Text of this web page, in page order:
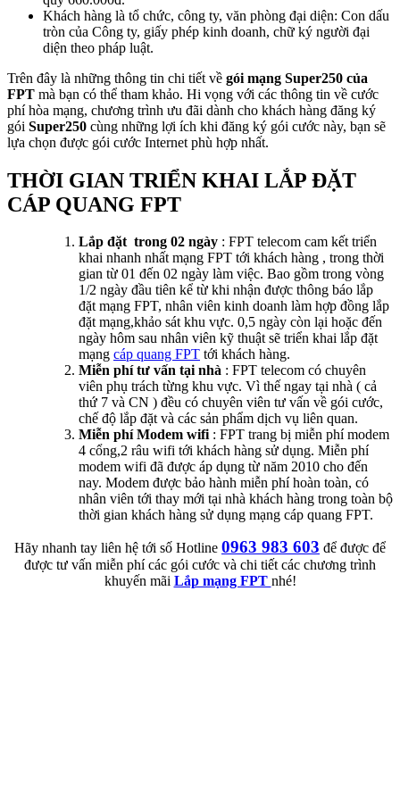
Khách hàng là tổ chức, công ty, văn phòng đại diện: Con dấu
tròn của Công ty, giấy phép kinh doanh, chữ ký người đại
diện theo pháp luật.
Trên đây là những thông tin chi tiết về gói mạng Super250 của
FPT mà bạn có thể tham khảo. Hi vọng với các thông tin về cước
phí hòa mạng, chương trình ưu đãi dành cho khách hàng đăng ký
gói Super250 cùng những lợi ích khi đăng ký gói cước này, bạn sẽ
lựa chọn được gói cước Internet phù hợp nhất.
THỜI GIAN TRIỂN KHAI LẮP ĐẶT
CÁP QUANG FPT
Lắp đặt trong 02 ngày : FPT telecom cam kết triển
khai nhanh nhất mạng FPT tới khách hàng , trong thời
gian từ 01 đến 02 ngày làm việc. Bao gồm trong vòng
1/2 ngày đầu tiên kể từ khi nhận được thông báo lắp
đặt mạng FPT, nhân viên kinh doanh làm hợp đồng lắp
đặt mạng,khảo sát khu vực. 0,5 ngày còn lại hoặc đến
ngày hôm sau nhân viên kỹ thuật sẽ triển khai lắp đặt
mạng cáp quang FPT tới khách hàng.
Miễn phí tư vấn tại nhà : FPT telecom có chuyên
viên phụ trách từng khu vực. Vì thế ngay tại nhà ( cả
thứ 7 và CN ) đều có chuyên viên tư vấn về gói cước,
chế độ lắp đặt và các sản phẩm dịch vụ liên quan.
Miễn phí Modem wifi: FPT trang bị miễn phí modem
4 cổng,2 râu wifi tới khách hàng sử dụng. Miễn phí
modem wifi đã được áp dụng từ năm 2010 cho đến
nay. Modem được bảo hành miễn phí hoàn toàn, có
nhân viên tới thay mới tại nhà khách hàng trong toàn bộ
thời gian khách hàng sử dụng mạng cáp quang FPT.
Hãy nhanh tay liên hệ tới số Hotline 0963 983 603 để được để
được tư vấn miễn phí các gói cước và chi tiết các chương trình
khuyến mãi Lắp mạng FPT nhé!